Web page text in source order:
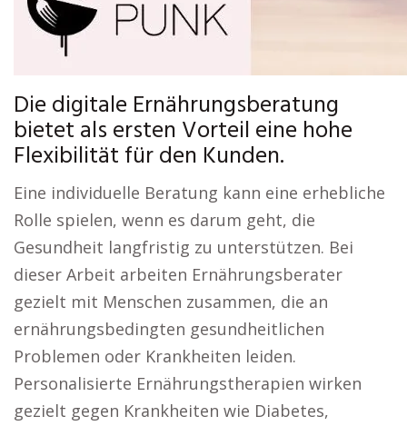
Die digitale Ernährungsberatung
bietet als ersten Vorteil eine hohe
Flexibilität für den Kunden.
Eine individuelle Beratung kann eine erhebliche
Rolle spielen, wenn es darum geht, die
Gesundheit langfristig zu unterstützen. Bei
dieser Arbeit arbeiten Ernährungsberater
gezielt mit Menschen zusammen, die an
ernährungsbedingten gesundheitlichen
Problemen oder Krankheiten leiden.
Personalisierte Ernährungstherapien wirken
gezielt gegen Krankheiten wie Diabetes,